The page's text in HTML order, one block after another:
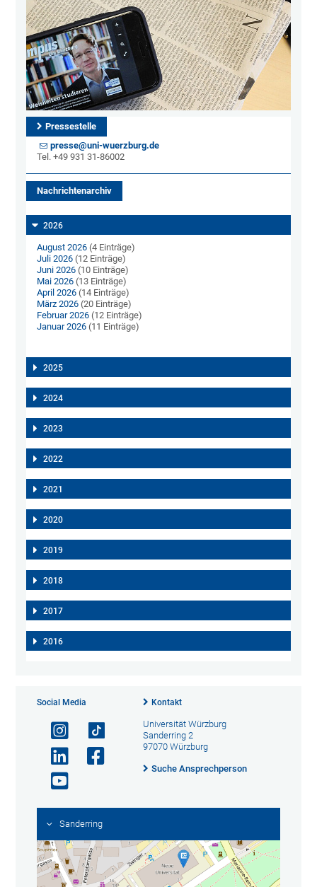
Pressestelle
presse@uni-wuerzburg.de
Tel. +49 931 31-86002
Nachrichtenarchiv
2026
August 2026 (4 Einträge)
Juli 2026 (12 Einträge)
Juni 2026 (10 Einträge)
Mai 2026 (13 Einträge)
April 2026 (14 Einträge)
März 2026 (20 Einträge)
Februar 2026 (12 Einträge)
Januar 2026 (11 Einträge)
2025
2024
2023
2022
2021
2020
2019
2018
2017
2016
Social Media Kontakt
Universität Würzburg
Sanderring 2
97070 Würzburg
Suche Ansprechperson
Sanderring